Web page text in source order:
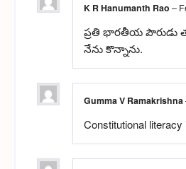
K R Hanumanth Rao –
ప్రతి భారతీయ పౌరుడు
నేను కొన్నాను.
Gumma V Ramakrishna
Constitutional